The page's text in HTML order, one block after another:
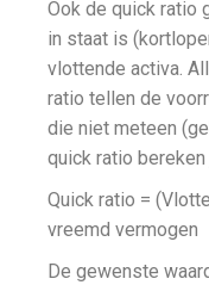
Ook de quick ratio
in staat is
vlottende activa.
ratio tellen de
die niet meteen
quick ratio
Quick ratio =
vreemd vermogen
De gewenste